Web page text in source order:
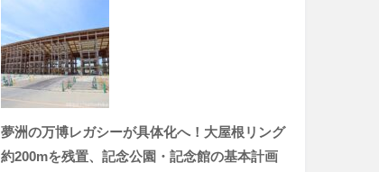
夢洲の万博レガシーが具体化へ！大屋根リング
約200mを残置、記念公園・記念館の基本計画